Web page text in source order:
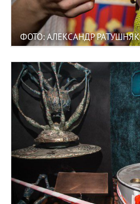
ФОТО: АЛЕКСАНДР РАТУШНЯК